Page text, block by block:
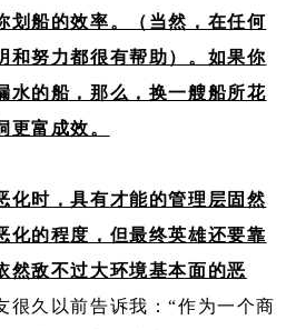
划船的效率。（当然，在任何
和努力都很有帮助）。如果你
水的船，那么，换一艘船所花
更富成效。
化时，具有才能的管理层固然
化的程度，但最终英雄还要靠
然敌不过大环境基本面的恶
很久以前告诉我：“作为一个商